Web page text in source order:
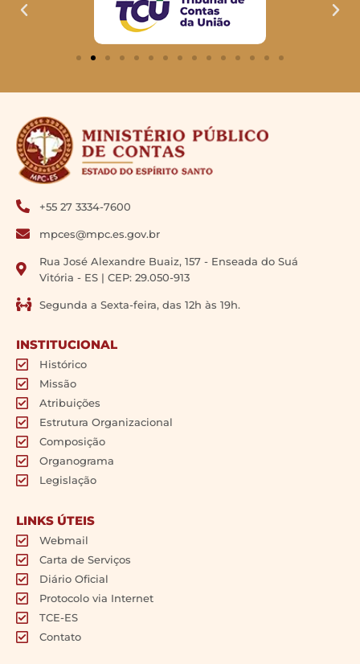
+55 27 3334-7600
mpces@mpc.es.gov.br
Rua José Alexandre Buaiz, 157 - Enseada do Suá
Vitória - ES | CEP: 29.050-913
Segunda a Sexta-feira, das 12h às 19h.
INSTITUCIONAL
Histórico
Missão
Atribuições
Estrutura Organizacional
Composição
Organograma
Legislação
LINKS ÚTEIS
Webmail
Carta de Serviços
Diário Oficial
Protocolo via Internet
TCE-ES
Contato